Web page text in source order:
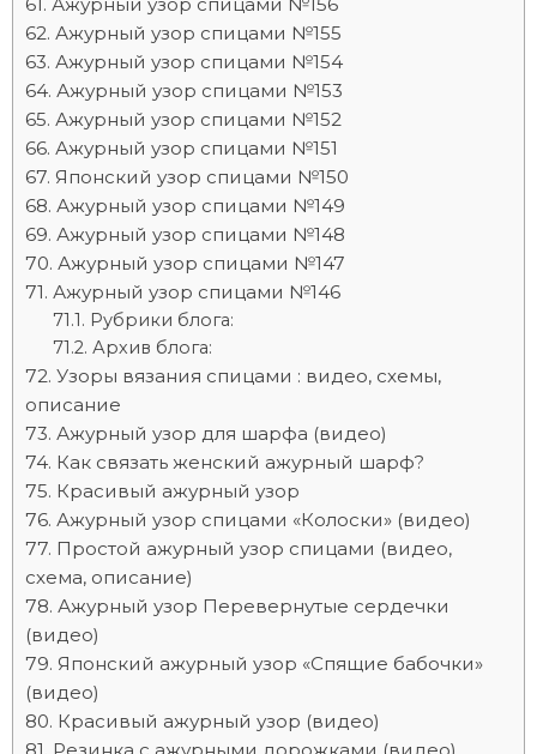
Ажурный узор спицами №155
Ажурный узор спицами №154
Ажурный узор спицами №153
Ажурный узор спицами №152
Ажурный узор спицами №151
Японский узор спицами №150
Ажурный узор спицами №149
Ажурный узор спицами №148
Ажурный узор спицами №147
Ажурный узор спицами №146
Рубрики блога:
Архив блога:
Узоры вязания спицами : видео, схемы,
описание
Ажурный узор для шарфа (видео)
Как связать женский ажурный шарф?
Красивый ажурный узор
Ажурный узор спицами «Колоски» (видео)
Простой ажурный узор спицами (видео,
схема, описание)
Ажурный узор Перевернутые сердечки
(видео)
Японский ажурный узор «Спящие бабочки»
(видео)
Красивый ажурный узор (видео)